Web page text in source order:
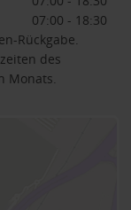
07:00 - 18:30
Rückgabe.
des
Monats.